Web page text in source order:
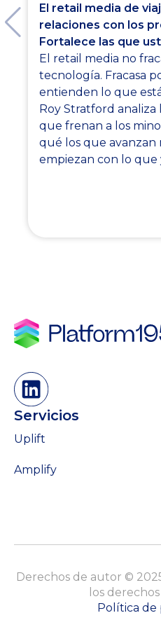
El retail media de
relaciones con los
Fortalece las que
El retail media no
tecnología. Fracasa
entienden lo que
Roy Stratford analiza
que frenan a los
qué los que avanzan
empiezan con lo que
Servicios
Uplift
Amplify
Derechos de autor ©
los
Política de